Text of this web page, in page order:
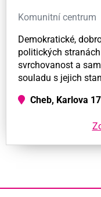
Komunitní centrum
Demokratické,
politických
svrchovanost a
souladu s jejich
Cheb, Karlova 17